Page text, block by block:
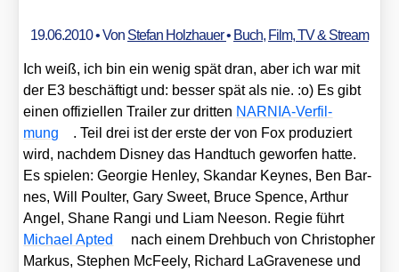
19.06.2010• Von Stefan Holzhauer• Buch, Film, TV & Stream
Ich weiß, ich bin ein wenig spät dran, aber ich war mit
der E3 beschäf­tigt und: bes­ser spät als nie. :o) Es gibt
einen offi­zi­el­len Trai­ler zur drit­ten NAR­NIA-Ver­fil­
mung
. Teil drei ist der ers­te der von Fox pro­du­ziert
wird, nach­dem Dis­ney das Hand­tuch gewor­fen hat­te.
Es spie­len: Geor­gie Hen­ley, Skan­dar Keynes, Ben Bar­
nes, Will Poul­ter, Gary Sweet, Bruce Spence, Arthur
Angel, Shane Ran­gi und Liam Nee­son. Regie führt
Micha­el Apt­ed
nach einem Dreh­buch von Chris­to­pher
Mar­kus, Ste­phen McFee­ly, Richard LaGra­ve­ne­se und